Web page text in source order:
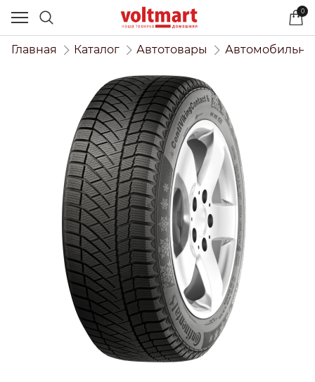
0
Главная Каталог Автотовары